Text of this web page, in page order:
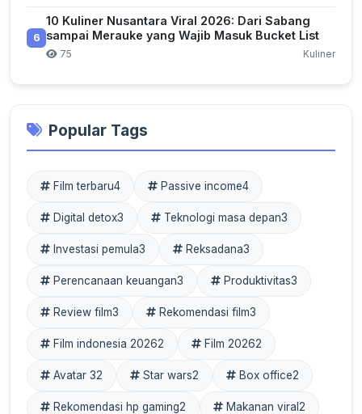
6
10 Kuliner Nusantara Viral 2026: Dari Sabang
sampai Merauke yang Wajib Masuk Bucket List
75 Kuliner
Popular Tags
Film terbaru4 Passive income4
Digital detox3 Teknologi masa depan3
Investasi pemula3 Reksadana3
Perencanaan keuangan3 Produktivitas3
Review film3 Rekomendasi film3
Film indonesia 20262 Film 20262
Avatar 32 Star wars2 Box office2
Rekomendasi hp gaming2 Makanan viral 2